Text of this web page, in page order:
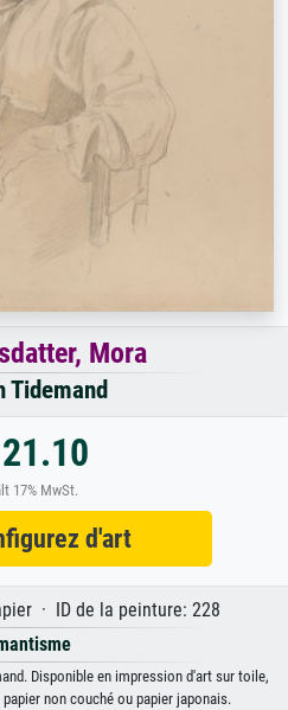
Mora
Tidemand
17% MwSt.
d'art
· ID de la peinture: 228
Disponible en impression d'art sur toile,
non couché ou papier japonais.